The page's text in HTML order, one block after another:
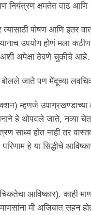
नियंत्रण क्षमतेत वाढ
त्यासाठी पोषण आणि
उपयोग होणं मला कठीण
अशी अपेक्षा ठेवणे चुकीचे आहे.
जाते पण मेंदूच्या
म्हणजे
हे थोपवले जाते, नव्या
साध्य होत नाही तर
हे या सिद्धीचे
आविष्कार). काही
मी अजिबात सहन